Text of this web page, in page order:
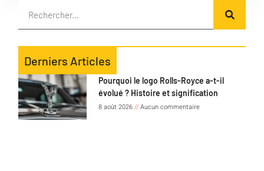
Derniers Articles
Pourquoi le logo Rolls-Royce a-t-il
évolué ? Histoire et signification
8 août 2026 Aucun commentaire